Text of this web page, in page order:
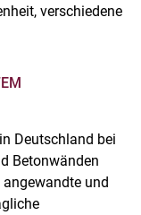
verschiedene
Deutschland bei
Betonwänden
und